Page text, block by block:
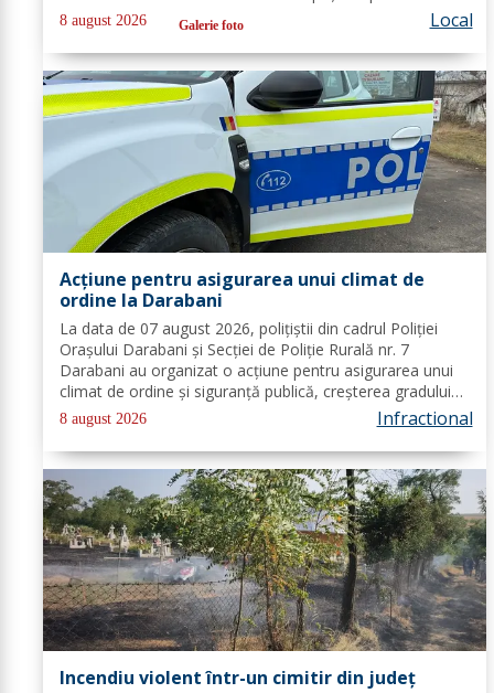
La caz s-au deplasat, în cel mai scurt timp, pompierii din
cadrul...
8 august 2026 Galerie foto Local
Acțiune pentru asigurarea unui climat de
ordine la Darabani
La data de 07 august 2026, polițiștii din cadrul Poliției
Orașului Darabani și Secției de Poliție Rurală nr. 7
Darabani au organizat o acțiune pentru asigurarea unui
climat de ordine și siguranță publică, creșterea gradului
de siguranță rutieră și combaterea faptelor antisociale, în
localitatea...
8 august 2026 Infractional
Incendiu violent într-un cimitir din județ